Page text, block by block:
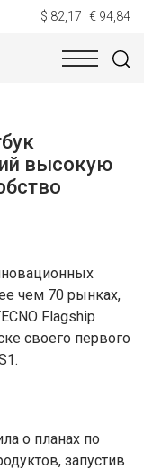
$ 82,17 € 94,84
высокую
чем 70 рынках,
Flagship
своего первого
о планах по
запустив